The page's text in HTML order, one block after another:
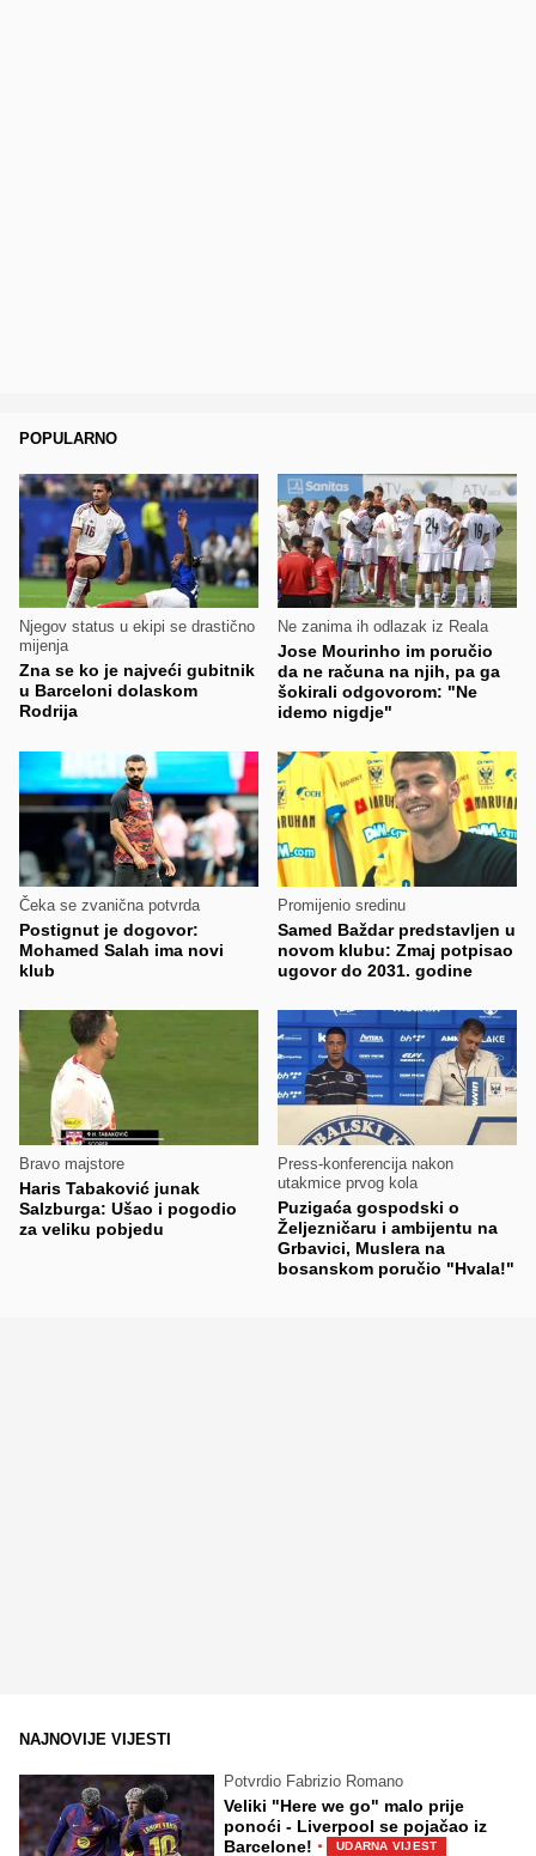
POPULARNO
Njegov status u ekipi se drastično
mijenja
Zna se ko je najveći gubitnik
u Barceloni dolaskom
Rodrija
Ne zanima ih odlazak iz Reala
Jose Mourinho im poručio
da ne računa na njih, pa ga
šokirali odgovorom: "Ne
idemo nigdje"
Čeka se zvanična potvrda
Postignut je dogovor:
Mohamed Salah ima novi
klub
Promijenio sredinu
Samed Baždar predstavljen u
novom klubu: Zmaj potpisao
ugovor do 2031. godine
Bravo majstore
Haris Tabaković junak
Salzburga: Ušao i pogodio
za veliku pobjedu
Press-konferencija nakon
utakmice prvog kola
Puzigaća gospodski o
Željezničaru i ambijentu na
Grbavici, Muslera na
bosanskom poručio "Hvala!"
NAJNOVIJE VIJESTI
Potvrdio Fabrizio Romano
Veliki "Here we go" malo prije
ponoći - Liverpool se pojačao iz
Barcelone! · UDARNA VIJEST